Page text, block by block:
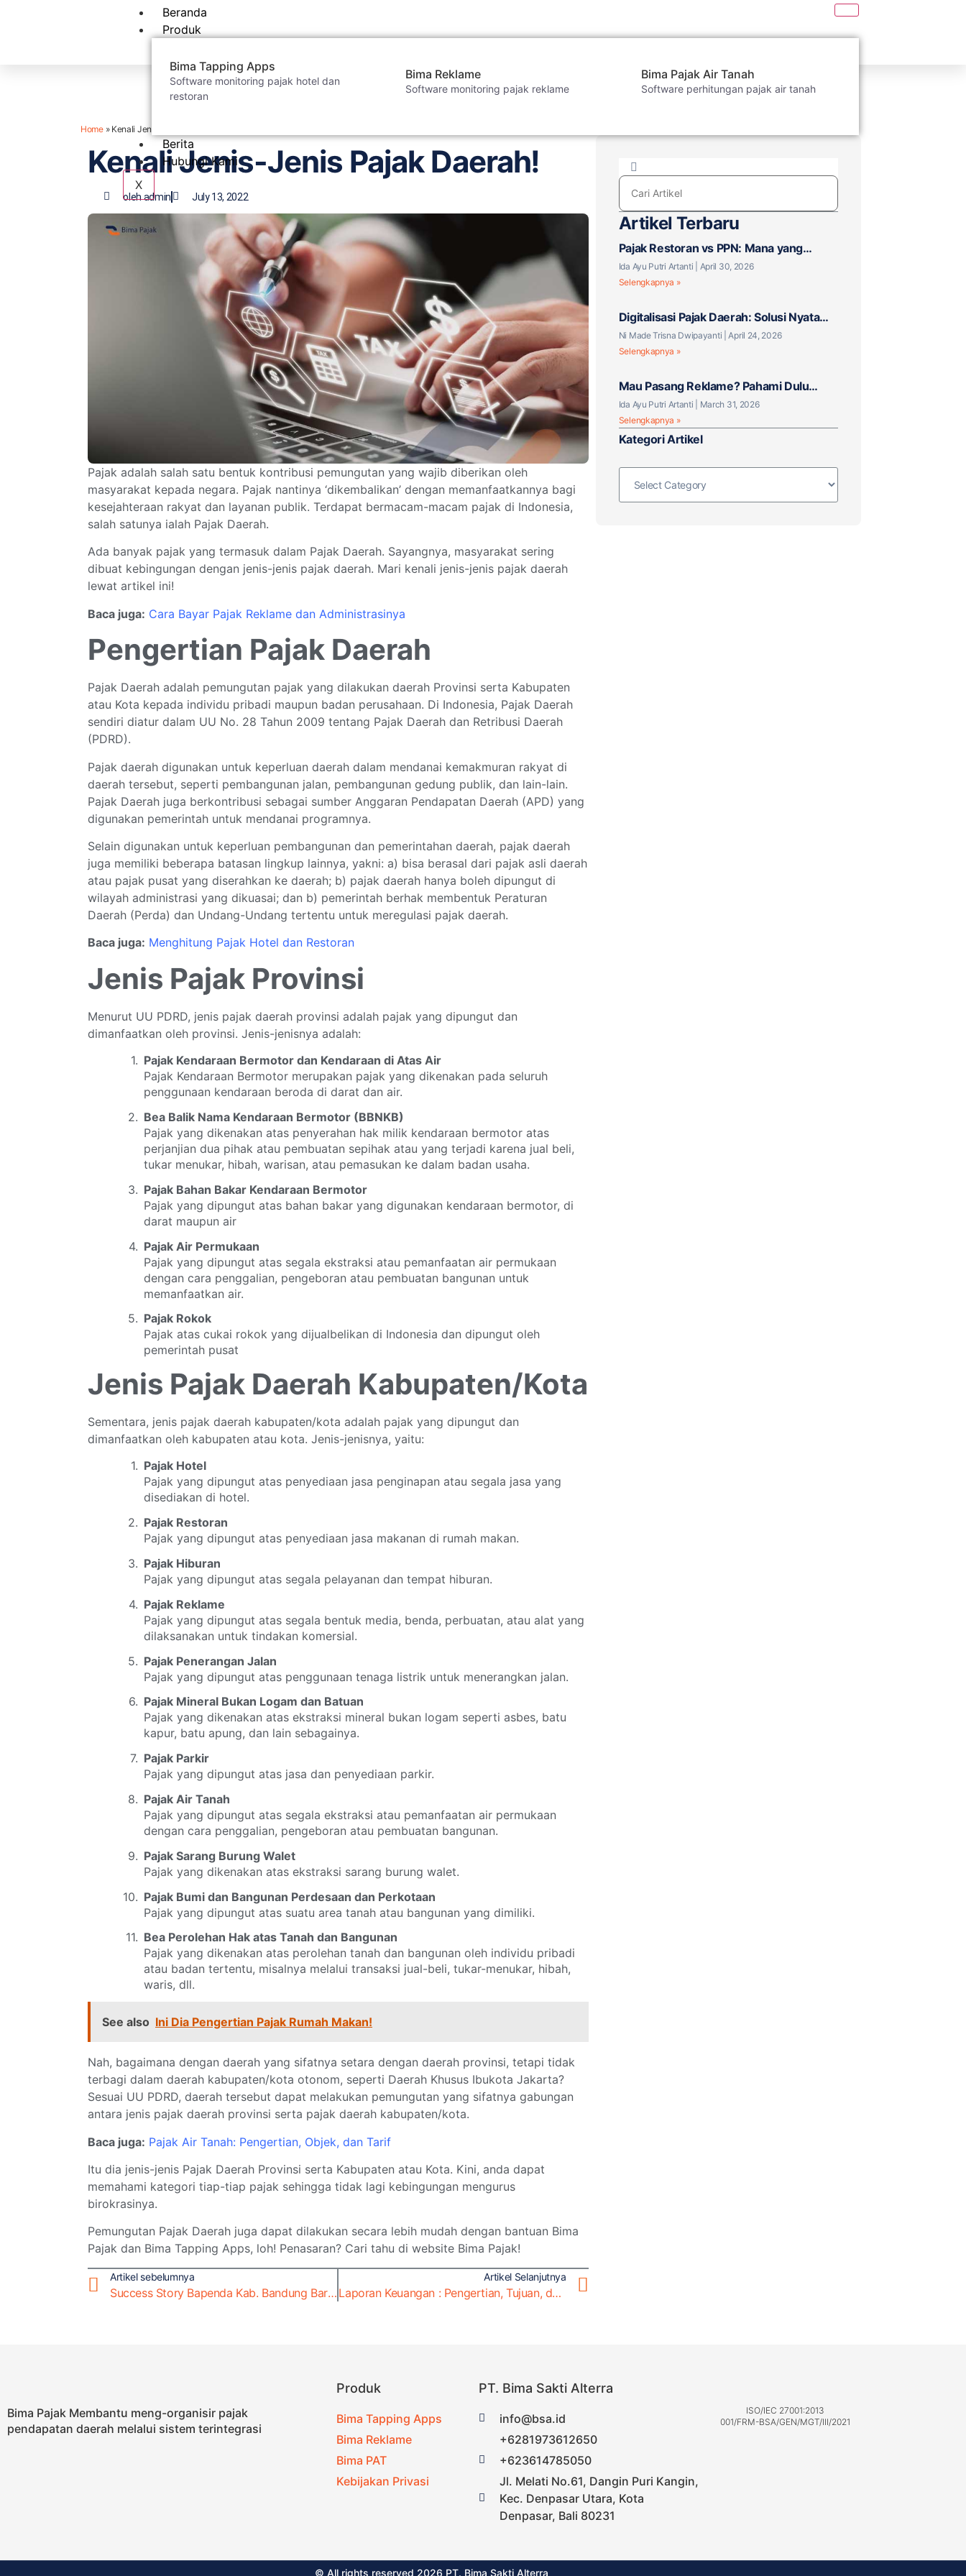
Beranda
Produk
Bima Tapping Apps
Software monitoring pajak hotel dan
restoran
Bima Reklame
Software monitoring pajak reklame
Bima Pajak Air Tanah
Software perhitungan pajak air tanah
Berita
Hubungi Kami
X
Home» Kenali Jenis-Jenis Pajak Daerah!
Kenali Jenis-Jenis Pajak Daerah!
olehadmin July 13, 2022
Pajak adalah salah satu bentuk kontribusi pemungutan yang wajib diberikan oleh
masyarakat kepada negara. Pajak nantinya ‘dikembalikan’ dengan memanfaatkannya bagi
kesejahteraan rakyat dan layanan publik. Terdapat bermacam-macam pajak di Indonesia,
salah satunya ialah Pajak Daerah.
Ada banyak pajak yang termasuk dalam Pajak Daerah. Sayangnya, masyarakat sering
dibuat kebingungan dengan jenis-jenis pajak daerah. Mari kenali jenis-jenis pajak daerah
lewat artikel ini!
Baca juga: Cara Bayar Pajak Reklame dan Administrasinya
Pengertian Pajak Daerah
Pajak Daerah adalah pemungutan pajak yang dilakukan daerah Provinsi serta Kabupaten
atau Kota kepada individu pribadi maupun badan perusahaan. Di Indonesia, Pajak Daerah
sendiri diatur dalam UU No. 28 Tahun 2009 tentang Pajak Daerah dan Retribusi Daerah
(PDRD).
Pajak daerah digunakan untuk keperluan daerah dalam mendanai kemakmuran rakyat di
daerah tersebut, seperti pembangunan jalan, pembangunan gedung publik, dan lain-lain.
Pajak Daerah juga berkontribusi sebagai sumber Anggaran Pendapatan Daerah (APD) yang
digunakan pemerintah untuk mendanai programnya.
Selain digunakan untuk keperluan pembangunan dan pemerintahan daerah, pajak daerah
juga memiliki beberapa batasan lingkup lainnya, yakni: a) bisa berasal dari pajak asli daerah
atau pajak pusat yang diserahkan ke daerah; b) pajak daerah hanya boleh dipungut di
wilayah administrasi yang dikuasai; dan b) pemerintah berhak membentuk Peraturan
Daerah (Perda) dan Undang-Undang tertentu untuk meregulasi pajak daerah.
Baca juga: Menghitung Pajak Hotel dan Restoran
Jenis Pajak Provinsi
Menurut UU PDRD, jenis pajak daerah provinsi adalah pajak yang dipungut dan
dimanfaatkan oleh provinsi. Jenis-jenisnya adalah:
Pajak Kendaraan Bermotor dan Kendaraan di Atas Air
Pajak Kendaraan Bermotor merupakan pajak yang dikenakan pada seluruh
penggunaan kendaraan beroda di darat dan air.
Bea Balik Nama Kendaraan Bermotor (BBNKB)
Pajak yang dikenakan atas penyerahan hak milik kendaraan bermotor atas
perjanjian dua pihak atau pembuatan sepihak atau yang terjadi karena jual beli,
tukar menukar, hibah, warisan, atau pemasukan ke dalam badan usaha.
Pajak Bahan Bakar Kendaraan Bermotor
Pajak yang dipungut atas bahan bakar yang digunakan kendaraan bermotor, di
darat maupun air
Pajak Air Permukaan
Pajak yang dipungut atas segala ekstraksi atau pemanfaatan air permukaan
dengan cara penggalian, pengeboran atau pembuatan bangunan untuk
memanfaatkan air.
Pajak Rokok
Pajak atas cukai rokok yang dijualbelikan di Indonesia dan dipungut oleh
pemerintah pusat
Jenis Pajak Daerah Kabupaten/Kota
Sementara, jenis pajak daerah kabupaten/kota adalah pajak yang dipungut dan
dimanfaatkan oleh kabupaten atau kota. Jenis-jenisnya, yaitu:
Pajak Hotel
Pajak yang dipungut atas penyediaan jasa penginapan atau segala jasa yang
disediakan di hotel.
Pajak Restoran
Pajak yang dipungut atas penyediaan jasa makanan di rumah makan.
Pajak Hiburan
Pajak yang dipungut atas segala pelayanan dan tempat hiburan.
Pajak Reklame
Pajak yang dipungut atas segala bentuk media, benda, perbuatan, atau alat yang
dilaksanakan untuk tindakan komersial.
Pajak Penerangan Jalan
Pajak yang dipungut atas penggunaan tenaga listrik untuk menerangkan jalan.
Pajak Mineral Bukan Logam dan Batuan
Pajak yang dikenakan atas ekstraksi mineral bukan logam seperti asbes, batu
kapur, batu apung, dan lain sebagainya.
Pajak Parkir
Pajak yang dipungut atas jasa dan penyediaan parkir.
Pajak Air Tanah
Pajak yang dipungut atas segala ekstraksi atau pemanfaatan air permukaan
dengan cara penggalian, pengeboran atau pembuatan bangunan.
Pajak Sarang Burung Walet
Pajak yang dikenakan atas ekstraksi sarang burung walet.
Pajak Bumi dan Bangunan Perdesaan dan Perkotaan
Pajak yang dipungut atas suatu area tanah atau bangunan yang dimiliki.
Bea Perolehan Hak atas Tanah dan Bangunan
Pajak yang dikenakan atas perolehan tanah dan bangunan oleh individu pribadi
atau badan tertentu, misalnya melalui transaksi jual-beli, tukar-menukar, hibah,
waris, dll.
See also Ini Dia Pengertian Pajak Rumah Makan!
Nah, bagaimana dengan daerah yang sifatnya setara dengan daerah provinsi, tetapi tidak
terbagi dalam daerah kabupaten/kota otonom, seperti Daerah Khusus Ibukota Jakarta?
Sesuai UU PDRD, daerah tersebut dapat melakukan pemungutan yang sifatnya gabungan
antara jenis pajak daerah provinsi serta pajak daerah kabupaten/kota.
Baca juga: Pajak Air Tanah: Pengertian, Objek, dan Tarif
Itu dia jenis-jenis Pajak Daerah Provinsi serta Kabupaten atau Kota. Kini, anda dapat
memahami kategori tiap-tiap pajak sehingga tidak lagi kebingungan mengurus
birokrasinya.
Pemungutan Pajak Daerah juga dapat dilakukan secara lebih mudah dengan bantuan Bima
Pajak dan Bima Tapping Apps, loh! Penasaran? Cari tahu di website Bima Pajak!
Artikel sebelumnya
Success Story Bapenda Kab. Bandung Barat dengan Bima Tapping Apps
Artikel Selanjutnya
Laporan Keuangan : Pengertian, Tujuan, dan Jenisnya
Artikel Terbaru
Pajak Restoran vs PPN: Mana yang
Berlaku untuk Bisnis F&B Anda?
Ida Ayu Putri Artanti
April 30, 2026
Selengkapnya »
Digitalisasi Pajak Daerah: Solusi Nyata
atau Tantangan Baru?
Ni Made Trisna Dwipayanti April 24, 2026
Selengkapnya »
Mau Pasang Reklame? Pahami Dulu
Pajaknya!
Ida Ayu Putri Artanti
March 31, 2026
Selengkapnya »
Kategori Artikel
Bima Pajak Membantu meng-organisir pajak
pendapatan daerah melalui sistem terintegrasi
Produk
Bima Tapping Apps
Bima Reklame
Bima PAT
Kebijakan Privasi
PT. Bima Sakti Alterra
info@bsa.id
+6281973612650
+623614785050
Jl. Melati No.61, Dangin Puri Kangin,
Kec. Denpasar Utara, Kota
Denpasar, Bali 80231
ISO/IEC 27001:2013
001/FRM-BSA/GEN/MGT/III/2021
© All rights reserved 2026 PT. Bima Sakti Alterra